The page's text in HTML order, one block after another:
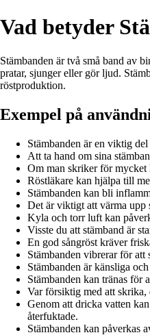
Vad betyder
Stämbanden är två små band av
pratar, sjunger eller gör ljud.
röstproduktion.
Exempel på
Stämbanden är en viktig
Att ta hand om sina
Om man skriker för mycket
Röstläkare kan hjälpa till
Stämbanden kan bli
Det är viktigt att värma upp
Kyla och torr luft kan
Visste du att stämband är
En god sångröst kräver
Stämbanden vibrerar för att
Stämbanden är känsliga
Stämbanden kan tränas för
Var försiktig med att skrika,
Genom att dricka vatten
återfuktade.
Stämbanden kan påverkas